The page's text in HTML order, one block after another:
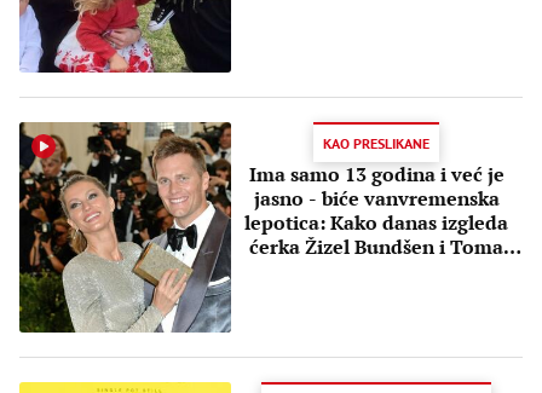
KAO PRESLIKANE
Ima samo 13 godina i već je
jasno - biće vanvremenska
lepotica: Kako danas izgleda
ćerka Žizel Bundšen i Toma